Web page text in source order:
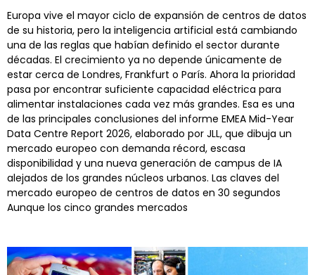
Europa vive el mayor ciclo de expansión de centros de datos
de su historia, pero la inteligencia artificial está cambiando
una de las reglas que habían definido el sector durante
décadas. El crecimiento ya no depende únicamente de
estar cerca de Londres, Frankfurt o París. Ahora la prioridad
pasa por encontrar suficiente capacidad eléctrica para
alimentar instalaciones cada vez más grandes. Esa es una
de las principales conclusiones del informe EMEA Mid-Year
Data Centre Report 2026, elaborado por JLL, que dibuja un
mercado europeo con demanda récord, escasa
disponibilidad y una nueva generación de campus de IA
alejados de los grandes núcleos urbanos. Las claves del
mercado europeo de centros de datos en 30 segundos
Aunque los cinco grandes mercados